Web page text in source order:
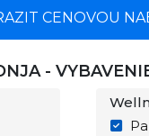
CENOVOU
-